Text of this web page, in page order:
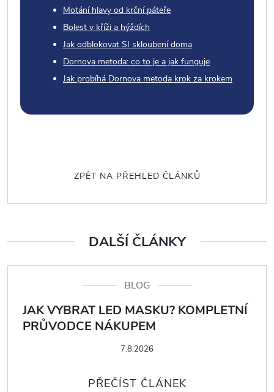
Motání hlavy od krční páteře
Bolest v kříži a hýždích
Jak odblokovat SI skloubení doma
Dornova metoda: co to je a jak funguje
Jak probíhá Dornova metoda krok za krokem
ZPĚT NA PŘEHLED ČLÁNKŮ
DALŠÍ ČLÁNKY
BLOG
JAK VYBRAT LED MASKU? KOMPLETNÍ
PRŮVODCE NÁKUPEM
7.8.2026